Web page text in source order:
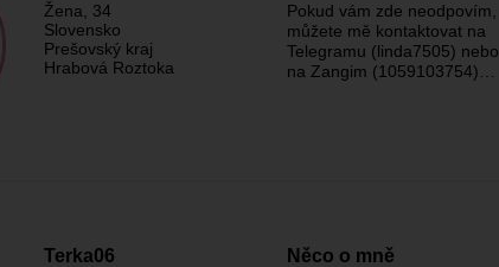
Žena , 34
Slovensko
Prešovský kraj
Hrabová Roztoka
Pokud vám zde neodpovím,
můžete mě kontaktovat na
Telegramu (linda7505) nebo
na Zangim (1059103754)…
Terka06 Něco o mně